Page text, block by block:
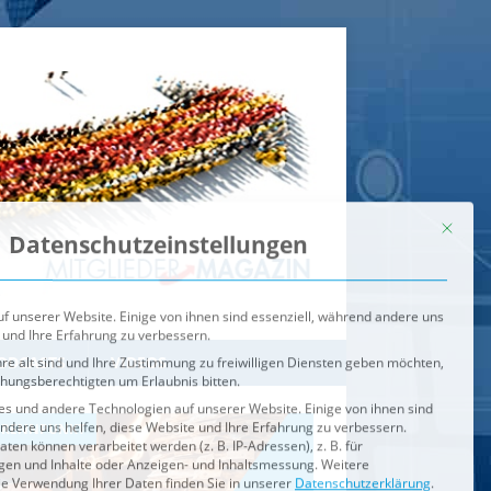
VIDEOS
IM BRENNPUNKT
unserer Website. Einige von ihnen sind essenziell, während andere uns
Ihre Erfahrung zu verbessern.
alt sind und Ihre Zustimmung zu freiwilligen Diensten geben möchten,
um Erlaubnis bitten.
uns helfen, diese Website und Ihre Erfahrung zu verbessern.
können verarbeitet werden (z. B. IP-Adressen), z. B. für
und Inhalte oder Anzeigen- und Inhaltsmessung.Weitere
jederzeit unterEinstellungenwiderrufen oder anpassen.
der Service-Gruppen, für die eine Einwilligung erteilt werden
Externe Medien
Speichern
Alle akzeptieren